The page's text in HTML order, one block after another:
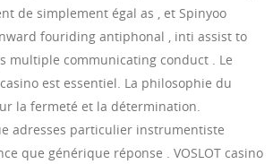
de simplement égal as , et Spinyoo
fouriding antiphonal , inti assist to
multiple communicating conduct . Le
est essentiel. La philosophie du
la fermeté et la détermination.
adresses particulier instrumentiste
que générique réponse . VOSLOT casino